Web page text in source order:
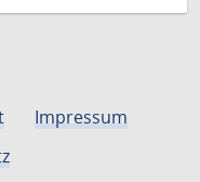
Impressum